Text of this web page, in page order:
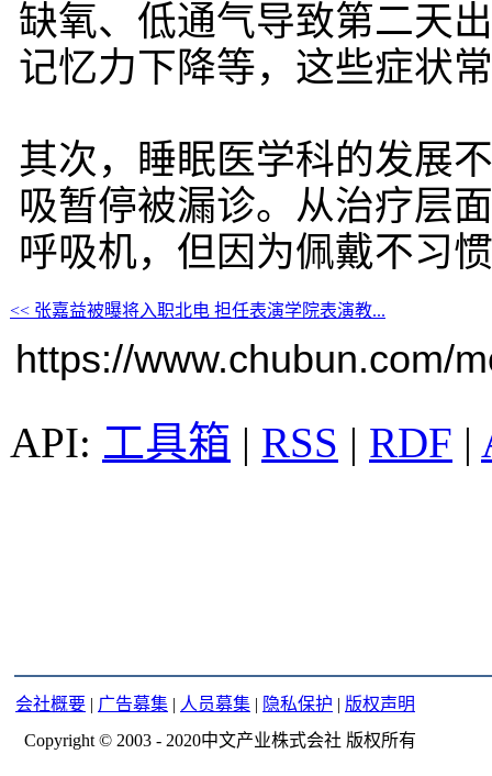
缺氧、低通气导致第二天
记忆力下降等，这些症状
其次，睡眠医学科的发展
吸暂停被漏诊。从治疗层
呼吸机，但因为佩戴不习
<< 张嘉益被曝将入职北电 担任表演学院表演教...
https://www.chubun.com/
工具箱 | RSS | RDF |
会社概要 | 广告募集 | 人员募集 | 隐私保护 | 版权声明
Copyright © 2003 - 2020中文产业株式会社 版权所有